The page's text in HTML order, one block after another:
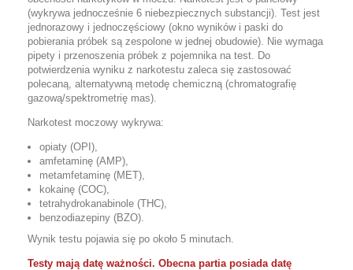
(wykrywa jednocześnie 6 niebezpiecznych substancji). Test jest
jednorazowy i jednoczęściowy (okno wyników i paski do
pobierania próbek są zespolone w jednej obudowie). Nie wymaga
pipety i przenoszenia próbek z pojemnika na test. Do
potwierdzenia wyniku z narkotestu zaleca się zastosować
polecaną, alternatywną metodę chemiczną (chromatografię
gazową/spektrometrię mas).
Narkotest moczowy wykrywa:
opiaty (OPI),
amfetaminę (AMP),
metamfetaminę (MET),
kokainę (COC),
tetrahydrokanabinole (THC),
benzodiazepiny (BZO).
Wynik testu pojawia się po około 5 minutach.
Testy mają datę ważności. Obecna partia posiada datę